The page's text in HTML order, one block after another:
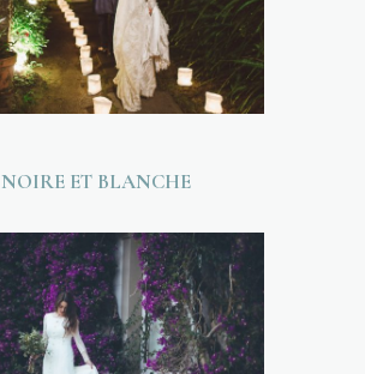
NOIRE ET BLANCHE